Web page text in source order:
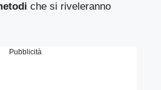
che si riveleranno
Pubblicità